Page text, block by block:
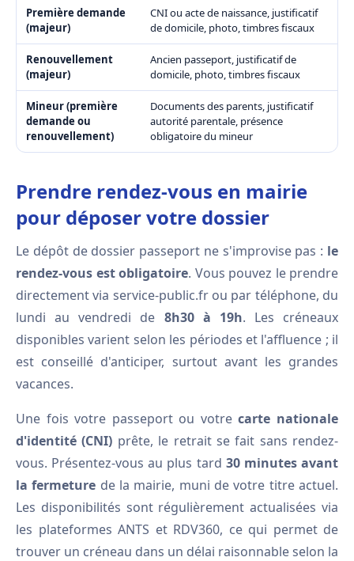
Première demande
(majeur)
CNI ou acte de naissance, justificatif
de domicile, photo, timbres fiscaux
Renouvellement
(majeur)
Ancien passeport, justificatif de
domicile, photo, timbres fiscaux
Mineur (première
demande ou
renouvellement)
Documents des parents, justificatif
autorité parentale, présence
obligatoire du mineur
Prendre rendez-vous en mairie
pour déposer votre dossier
Le dépôt de dossier passeport ne s'improvise pas : le
rendez-vous est obligatoire. Vous pouvez le prendre
directement via service-public.fr ou par téléphone, du
lundi au vendredi de 8h30 à 19h. Les créneaux
disponibles varient selon les périodes et l'affluence ; il
est conseillé d'anticiper, surtout avant les grandes
vacances.
Une fois votre passeport ou votrecarte nationale
d'identité (CNI) prête, le retrait se fait sans rendez-
vous. Présentez-vous au plus tard 30 minutes avant
la fermeture de la mairie, muni de votre titre actuel.
Les disponibilités sont régulièrement actualisées via
les plateformes ANTS et RDV360, ce qui permet de
trouver un créneau dans un délai raisonnable selon la